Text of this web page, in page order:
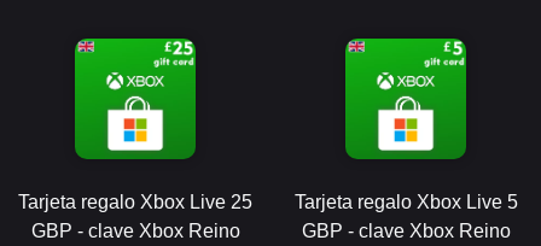
Tarjeta regalo Xbox Live 25
GBP - clave Xbox Reino
Tarjeta regalo Xbox Live 5
GBP - clave Xbox Reino